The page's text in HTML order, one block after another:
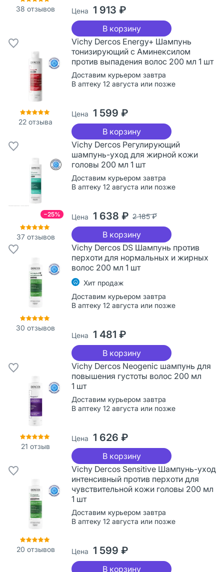
38 отзывов Цена 1 913 ₽
В корзину
22 отзыва
Vichy Dercos Energy+ Шампунь
тонизирующий с Аминексилом
против выпадения волос 200 мл 1 шт
Доставим курьером завтра
В аптеку 12 августа или позже
Цена 1 599 ₽
В корзину
−25%
37отзывов
Vichy Dercos Регулирующий
шампунь-уход для жирной кожи
головы 200 мл 1 шт
Доставим курьером завтра
В аптеку 12 августа или позже
Цена 1 638 ₽ 2 185 ₽
В корзину
30 отзывов
Vichy Dercos DS Шампунь против
перхоти для нормальных и жирных
волос 200 мл 1 шт
Хит продаж
Доставим курьером завтра
В аптеку 12 августа или позже
Цена 1 481 ₽
В корзину
21 отзыв
Vichy Dercos Neogenic шампунь для
повышения густоты волос 200 мл
1 шт
Доставим курьером завтра
В аптеку 12 августа или позже
Цена 1 626 ₽
В корзину
20 отзывов
Vichy Dercos Sensitive Шампунь-уход
интенсивный против перхоти для
чувствительной кожи головы 200 мл
1 шт
Доставим курьером завтра
В аптеку 12 августа или позже
Цена 1 599 ₽
В корзину